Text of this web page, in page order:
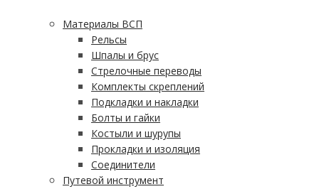
Материалы ВСП
Рельсы
Шпалы и брус
Стрелочные переводы
Комплекты скреплений
Подкладки и накладки
Болты и гайки
Костыли и шурупы
Прокладки и изоляция
Соединители
Путевой инструмент